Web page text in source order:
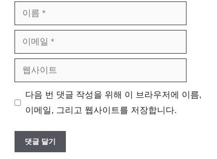
름
메
사
다음 번 댓글 작성을 위해 이 브라우저에 이름,
이메일, 그리고 웹사이트를 저장합니다.